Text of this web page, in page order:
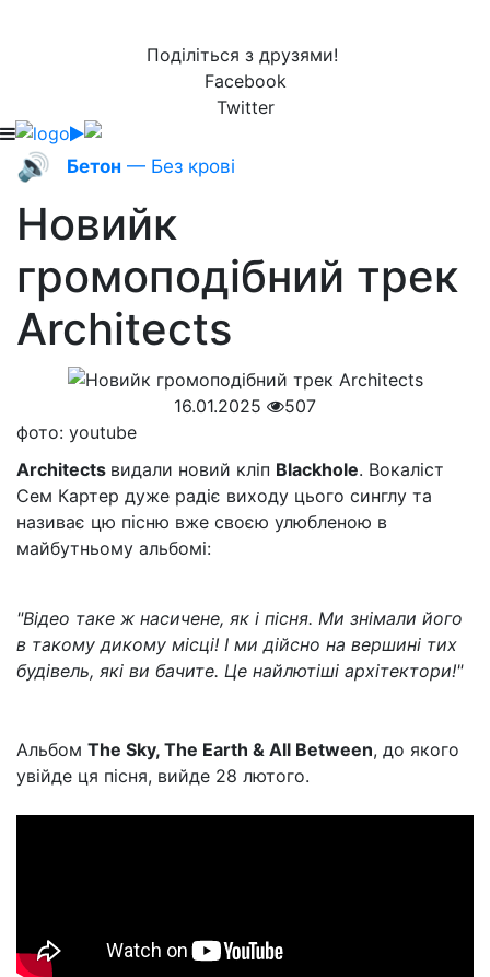
Поділіться з друзями!
Facebook
Twitter
🔊 Бетон — Без крові
Новийк
громоподібний трек
Architects
16.01.2025
507
фото: youtube
Architects видали новий кліп Blackhole. Вокаліст
Сем Картер дуже радіє виходу цього синглу та
називає цю пісню вже своєю улюбленою в
майбутньому альбомі:
"Відео таке ж насичене, як і пісня. Ми знімали його
в такому дикому місці! І ми дійсно на вершині тих
будівель, які ви бачите. Це найлютіші архітектори!"
Альбом The Sky, The Earth & All Between, до якого
увійде ця пісня, вийде 28 лютого.